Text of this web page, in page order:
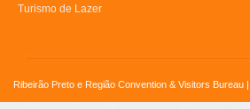
Turismo de Lazer
Ribeirão Preto e Região Convention & Visitors Bureau